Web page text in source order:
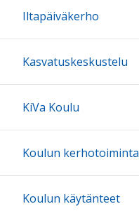
19:00
20:00
21:00
Iltapäiväkerho
Kasvatuskeskustelu
KiVa Koulu
Koulun kerhotoiminta
Koulun käytänteet